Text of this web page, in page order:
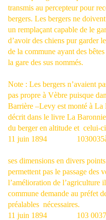
transmis au percepteur pour
bergers. Les bergers ne
un remplaçant capable de le
d’avoir des chiens pur garder
de la commune ayant des
la gare des sus nommés.
Note : Les bergers n’avaient
pas propre à Vèbre puisque
Barrière –Levy est monté à
décrit dans le livre La
du berger en altitude et celui-
11 juin 1894
ses dimensions en divers
permettent pas le passage des
l’amélioration de l’agriculture
commune demande au préfet
préalables nécessaires.
11 juin 1894
103